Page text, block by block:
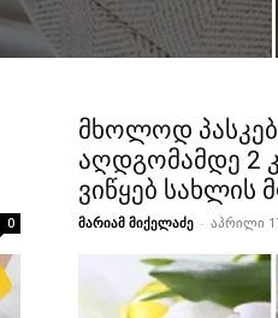
0
მხოლოდ
აღდგომამდე 2
ვიწყებ სახლის
მარიამ მიქელაძე - აპრილი